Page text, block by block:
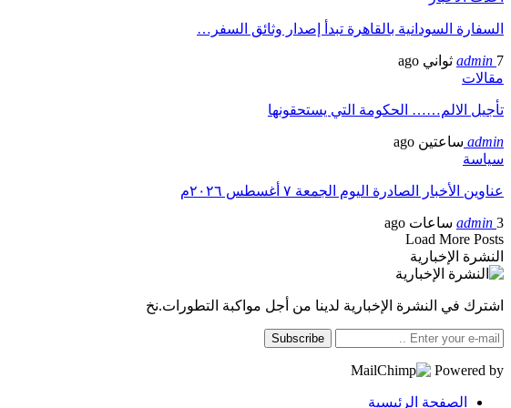
السفارة السودانية بالقاهرة تبدأ إصدار وثائق السفر…
admin 7 ثواني ago
مقالات
تأجيل الالم…… الحكومة التي يستحقونها
admin ساعتين ago
سياسة
عناوين الأخبار الصادرة اليوم الجمعة ٧ أغسطس ٢٠٢٦م
admin 3 ساعات ago
Load More Posts
النشرة الإخبارية
اشترك في النشرة الإخبارية لدينا من أجل مواكبة التطورات.نخ
Subscribe
Powered by
الصفحة الرئيسية